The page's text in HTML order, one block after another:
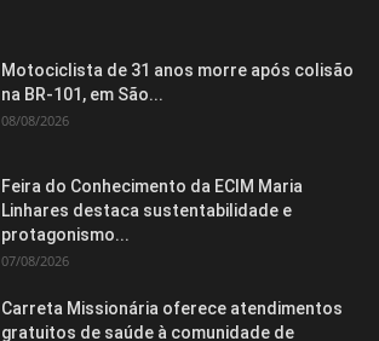
Motociclista de 31 anos morre após colisão
na BR-101, em São...
08/08/2026
Feira do Conhecimento da ECIM Maria
Linhares destaca sustentabilidade e
protagonismo...
07/08/2026
Carreta Missionária oferece atendimentos
gratuitos de saúde à comunidade de